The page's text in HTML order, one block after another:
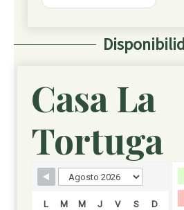
Formulario de reserva
Casa La
Tortuga
L M M J V S D